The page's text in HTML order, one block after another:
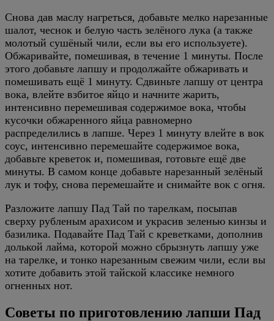
Снова дав маслу нагреться, добавьте мелко нарезанные
шалот, чеснок и белую часть зелёного лука (а также
молотый сушёный чили, если вы его используете).
Обжаривайте, помешивая, в течение 1 минуты. После
этого добавьте лапшу и продолжайте обжаривать и
помешивать ещё 1 минуту. Сдвиньте лапшу от центра
вока, влейте взбитое яйцо и начните жарить,
интенсивно перемешивая содержимое вока, чтобы
кусочки обжаренного яйца равномерно
распределились в лапше. Через 1 минуту влейте в вок
соус, интенсивно перемешайте содержимое вока,
добавьте креветок и, помешивая, готовьте ещё две
минуты. В самом конце добавьте нарезанный зелёный
лук и тофу, снова перемешайте и снимайте вок с огня.
Разложите лапшу Пад Тай по тарелкам, посыпав
сверху рубленым арахисом и украсив зеленью кинзы и
базилика. Подавайте Пад Тай с креветками, дополнив
долькой лайма, которой можно сбрызнуть лапшу уже
на тарелке, и тонко нарезанным свежим чили, если вы
хотите добавить этой тайской классике немного
огненных нот.
Советы по приготовлению лапши Пад